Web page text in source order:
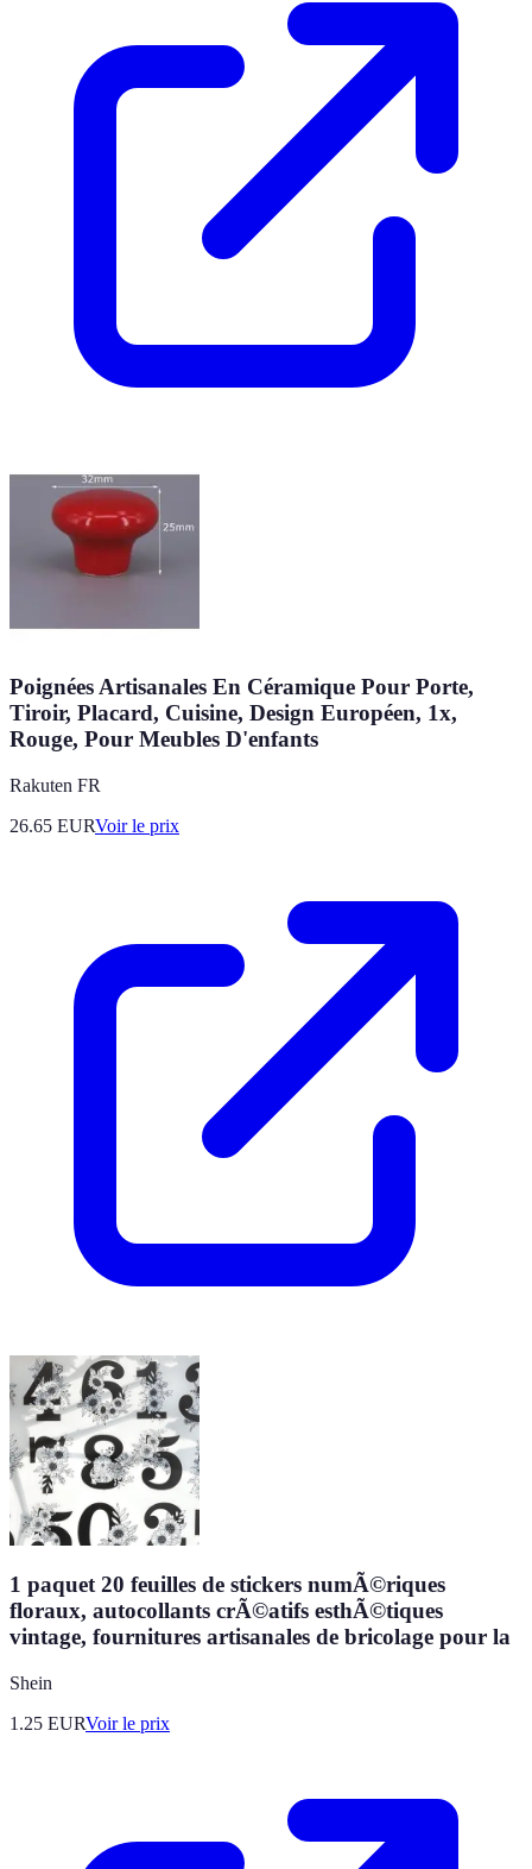
Poignées Artisanales En Céramique Pour Porte,
Tiroir, Placard, Cuisine, Design Européen, 1x,
Rouge, Pour Meubles D'enfants
Rakuten FR
26.65 EURVoir le prix
1 paquet 20 feuilles de stickers numÃ©riques
floraux, autocollants crÃ©atifs esthÃ©tiques
vintage, fournitures artisanales de bricolage pour la
Shein
1.25 EURVoir le prix